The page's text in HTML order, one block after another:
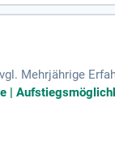
Mehrjährige
|